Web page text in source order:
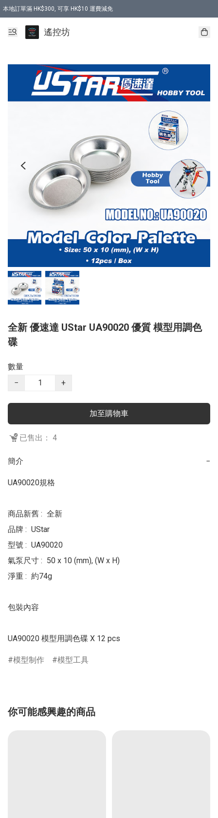
本地訂單滿 HK$300, 可享 HK$10 運費減免
購買 7.6V 6500mah 70C 電池 送 7.6V USB充電器
遙控坊
全新 優速達 UStar UA90020 優質 模型用調色
碟
數量
−
+
加至購物車
已售出： 4
簡介 −
UA90020規格
商品新舊 :	全新
品牌 :	UStar
型號 :	UA90020
氣泵尺寸 :	50 x 10 (mm), (W x H)
淨重 :	約74g
包裝內容
模型制作 模型工具
你可能感興趣的商品